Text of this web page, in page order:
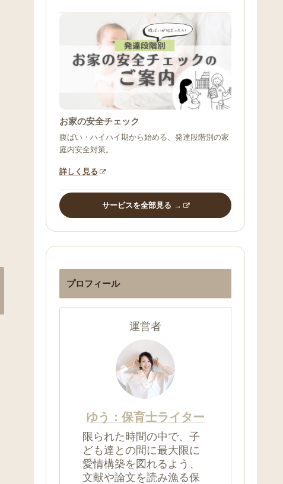
お家の安全チェック
腹ばい・ハイハイ期から始める、発達段階別の家
庭内安全対策。
詳しく見る
サービスを全部見る →
プロフィール
運営者
ゆう：保育士ライター
限られた時間の中で、子
ども達との間に最大限に
愛情構築を図れるよう、
文献や論文を読み漁る保